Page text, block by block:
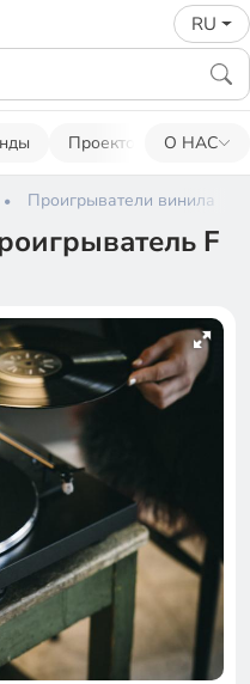
RU
Проекторы О НАС
Проигрыватели винила
F